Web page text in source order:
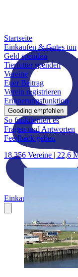
Einkaufen & Gutes tun
Startseite
Einkaufen & Gutes tun
Geld spenden
Tierfutter spenden
Vereine
Euer Beitrag
Verein registrieren
Erinnerungsfunktion
Gooding empfehlen
So funktioniert es
Fragen und Antworten
Feedback geben
18.356 Vereine | 22,6